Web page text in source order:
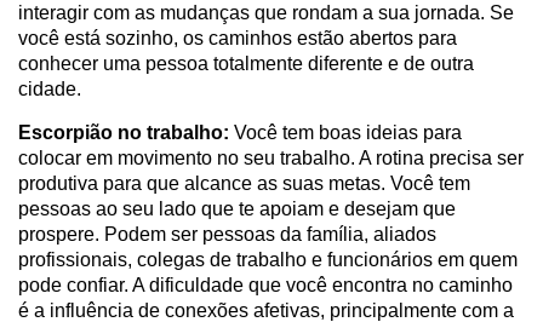
interagir com as mudanças que rondam a sua jornada. Se
você está sozinho, os caminhos estão abertos para
conhecer uma pessoa totalmente diferente e de outra
cidade.
Escorpião no trabalho: Você tem boas ideias para
colocar em movimento no seu trabalho. A rotina precisa ser
produtiva para que alcance as suas metas. Você tem
pessoas ao seu lado que te apoiam e desejam que
prospere. Podem ser pessoas da família, aliados
profissionais, colegas de trabalho e funcionários em quem
pode confiar. A dificuldade que você encontra no caminho
é a influência de conexões afetivas, principalmente com a